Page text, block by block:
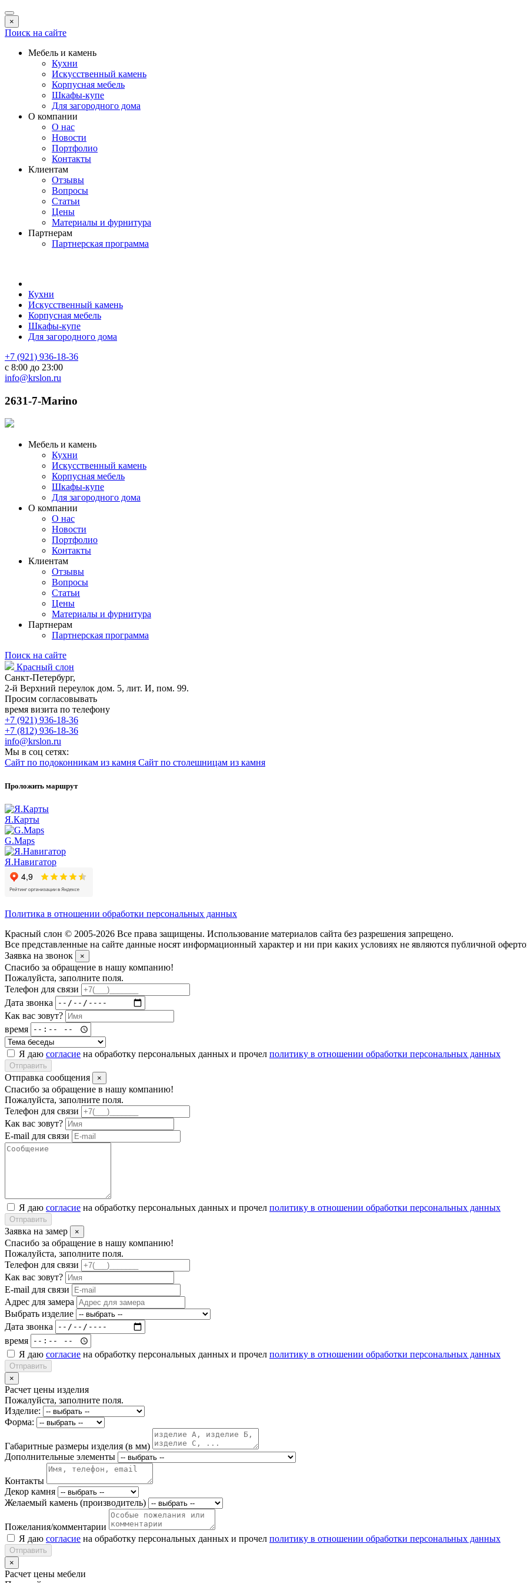
×
Поиск на сайте
Мебель и камень
Кухни
Искусственный камень
Корпусная мебель
Шкафы-купе
Для загородного дома
О компании
О нас
Новости
Портфолио
Контакты
Клиентам
Отзывы
Вопросы
Статьи
Цены
Материалы и фурнитура
Партнерам
Партнерская программа
Кухни
Искусственный камень
Корпусная мебель
Шкафы-купе
Для загородного дома
+7 (921) 936-18-36
с 8:00 до 23:00
info@krslon.ru
2631-7-Marino
Мебель и камень
Кухни
Искусственный камень
Корпусная мебель
Шкафы-купе
Для загородного дома
О компании
О нас
Новости
Портфолио
Контакты
Клиентам
Отзывы
Вопросы
Статьи
Цены
Материалы и фурнитура
Партнерам
Партнерская программа
Поиск на сайте
Красный слон
Санкт-Петербург,
2-й Верхний переулок дом. 5, лит. И, пом. 99.
Просим согласовывать
время визита по телефону
+7 (921) 936-18-36
+7 (812) 936-18-36
info@krslon.ru
Мы в соц сетях:
Сайт по подоконникам из камня Сайт по столешницам из камня
Проложить маршрут
Я.Карты
G.Maps
Я.Навигатор
Политика в отношении обработки персональных данных
Красный слон © 2005-2026 Все права защищены. Использование материалов сайта без разрешения запрещено.
Все представленные на сайте данные носят информационный характер и ни при каких условиях не являются публичной
Заявка на звонок
×
Спасибо за обращение в нашу компанию!
Пожалуйста, заполните поля.
Телефон для связи
Дата звонка
Как вас зовут?
время
Я даю согласие на обработку персональных данных и прочел политику в отношении обработки персональных данных
Отправить
Отправка сообщения ×
Спасибо за обращение в нашу компанию!
Пожалуйста, заполните поля.
Телефон для связи
Как вас зовут?
E-mail для связи
Я даю согласие на обработку персональных данных и прочел политику в отношении обработки персональных данных
Отправить
Заявка на замер ×
Спасибо за обращение в нашу компанию!
Пожалуйста, заполните поля.
Телефон для связи
Как вас зовут?
E-mail для связи
Адрес для замера
Выбрать изделие
Дата звонка
время
Я даю согласие на обработку персональных данных и прочел политику в отношении обработки персональных данных
Отправить
×
Расчет цены изделия
Пожалуйста, заполните поля.
Изделие:
Форма:
Габаритные размеры изделия (в мм)
Дополнительные элементы
Контакты
Декор камня
Желаемый камень (производитель)
Пожелания/комментарии
Я даю согласие на обработку персональных данных и прочел политику в отношении обработки персональных данных
Отправить
×
Расчет цены мебели